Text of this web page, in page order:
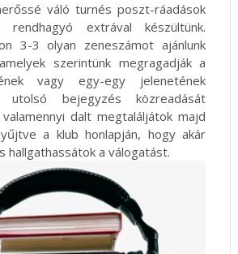
váló turnés poszt-ráadások
extrával készültünk.
3-3 olyan zeneszámot ajánlunk
szerintünk megragadják a
vagy egy-egy jelenetének
utolsó bejegyzés közreadását
dalt megtaláljátok majd
a klub honlapján, hogy akár
hallgathassátok a válogatást.